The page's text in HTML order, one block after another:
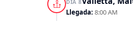
DÍA 8
Llegada: 8:00 AM